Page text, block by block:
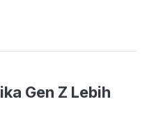
Gen Z Lebih